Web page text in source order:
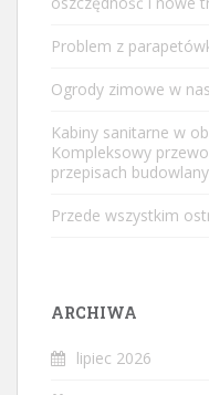
Problem z
Ogrody zimowe w
Kabiny sanitarne w
Kompleksowy
przepisach
Przede wszystkim
ARCHIWA
lipiec 2026